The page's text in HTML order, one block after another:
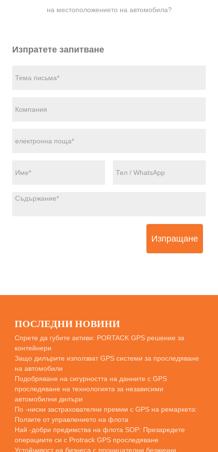
на местоположението на автомобила?
Изпратете запитване
Изпращане
ПОСЛЕДНИ НОВИНИ
Спрете да губите активи: PORTACK GPS решение за
контейнери
Защо дилърите използват GPS системи за проследяване
на автомобили
Подобряване на сигурността на данните с GPS
проследяване на технологията за независими
автомобилни дилъри
По -ниски застрахователни премии с GPS на ремаркета:
Ползите от управлението на флота
Най -добри предимства на флота SOP: Презаредете
операциите си с Protrack GPS проследяване
Устойчивост на бизнеса с проницателни безжични